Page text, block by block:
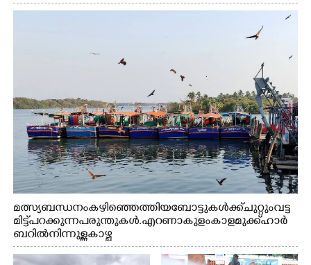
മത്സ്യബന്ധനം കഴിഞ്ഞെത്തിയ ബോട്ടുകൾക്ക് ചുറ്റും വട്ട
മിട്ട് പറക്കുന്ന പരുന്തുകൾ. എറണാകുളം കാളമുക്ക് ഹാർ
ബറിൽ നിന്നുള്ള കാഴ്ച